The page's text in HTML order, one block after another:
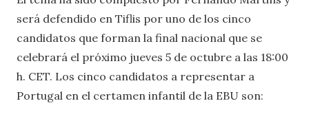
será defendido en Tiflis por uno de los cinco
candidatos que forman la final nacional que se
celebrará el próximo jueves 5 de octubre a las 18:00
h. CET. Los cinco candidatos a representar a
Portugal en el certamen infantil de la EBU son: